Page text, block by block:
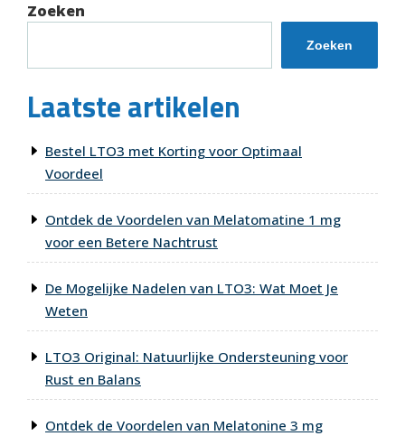
Zoeken
Zoeken
Laatste artikelen
Bestel LTO3 met Korting voor Optimaal
Voordeel
Ontdek de Voordelen van Melatomatine 1 mg
voor een Betere Nachtrust
De Mogelijke Nadelen van LTO3: Wat Moet Je
Weten
LTO3 Original: Natuurlijke Ondersteuning voor
Rust en Balans
Ontdek de Voordelen van Melatonine 3 mg